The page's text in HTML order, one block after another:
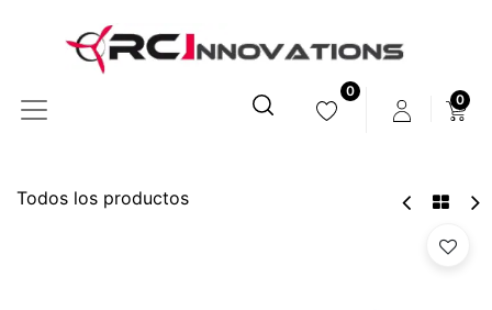
0
0
Todos los productos